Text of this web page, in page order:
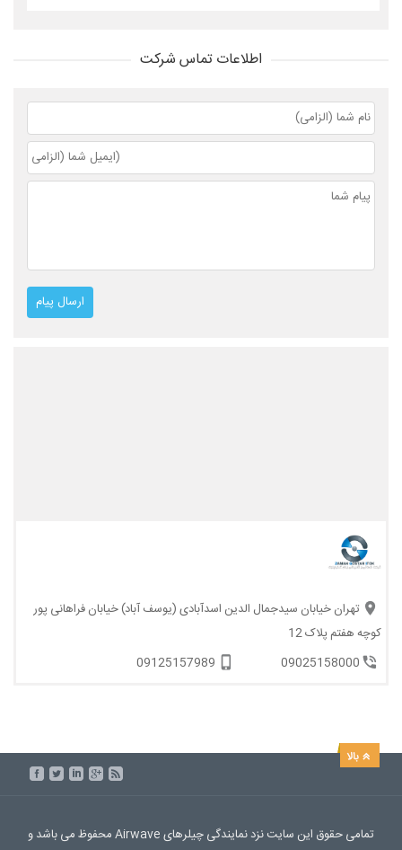
اطلاعات تماس شرکت
تهران خیابان سیدجمال الدین اسدآبادی (یوسف آباد) خیابان فراهانی پور
کوچه هفتم پلاک 12
09025158000
09125157989
تمامی حقوق این سایت نزد نمایندگی چیلرهای Airwave محفوظ می باشد و